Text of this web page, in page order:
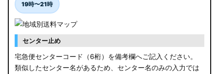
19時〜21時
センター止め
宅急便センターコード（6桁）を備考欄へご記入ください。
類似したセンター名があるため、センター名のみの入力では